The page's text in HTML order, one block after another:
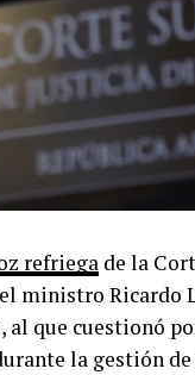
refriega de la
ministro Ricardo
al que cuestionó
la gestión